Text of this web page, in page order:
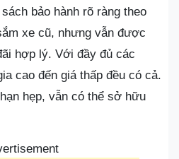
bảo hành rõ ràng theo
xe cũ, nhưng vẫn được
hợp lý. Với đầy đủ các
cao đến giá thấp đều có cả.
hẹp, vẫn có thể sở hữu